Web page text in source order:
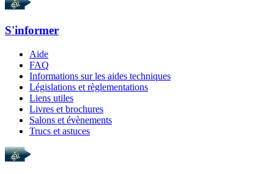
S'informer
Aide
FAQ
Informations sur les aides techniques
Législations et règlementations
Liens utiles
Livres et brochures
Salons et évènements
Trucs et astuces